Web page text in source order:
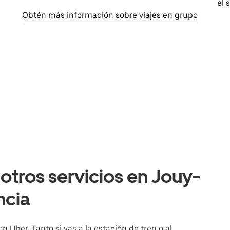
Obtén más información sobre viajes en grupo
el
servicios en Jouy-